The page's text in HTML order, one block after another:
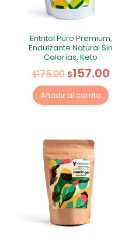
Eritritol Puro Premium,
Endulzante Natural Sin
Calorías, Keto
$175.00 $157.00
Añadir al carrito